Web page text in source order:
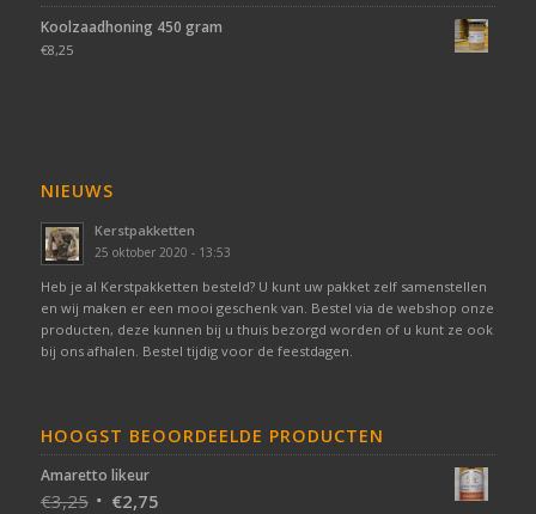
Koolzaadhoning 450 gram
€8,25
NIEUWS
Kerstpakketten
25 oktober 2020 - 13:53
Heb je al Kerstpakketten besteld? U kunt uw pakket zelf samenstellen
en wij maken er een mooi geschenk van. Bestel via de webshop onze
producten, deze kunnen bij u thuis bezorgd worden of u kunt ze ook
bij ons afhalen. Bestel tijdig voor de feestdagen.
HOOGST BEOORDEELDE PRODUCTEN
Amaretto likeur
€3,25 €2,75